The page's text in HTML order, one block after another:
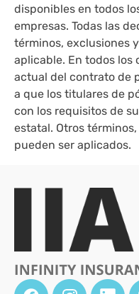
disponibles en todos
empresas. Todas las
términos, exclusiones
aplicable. En todos los
actual del contrato de
a que los titulares de
con los requisitos de
estatal. Otros
pueden ser aplicados.